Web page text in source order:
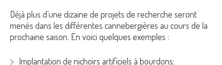
Déjà plus d’une dizaine de projets de recherche seront
menés dans les différentes cannebergières au cours de la
prochaine saison. En voici quelques exemples :
Implantation de nichoirs artificiels à bourdons;